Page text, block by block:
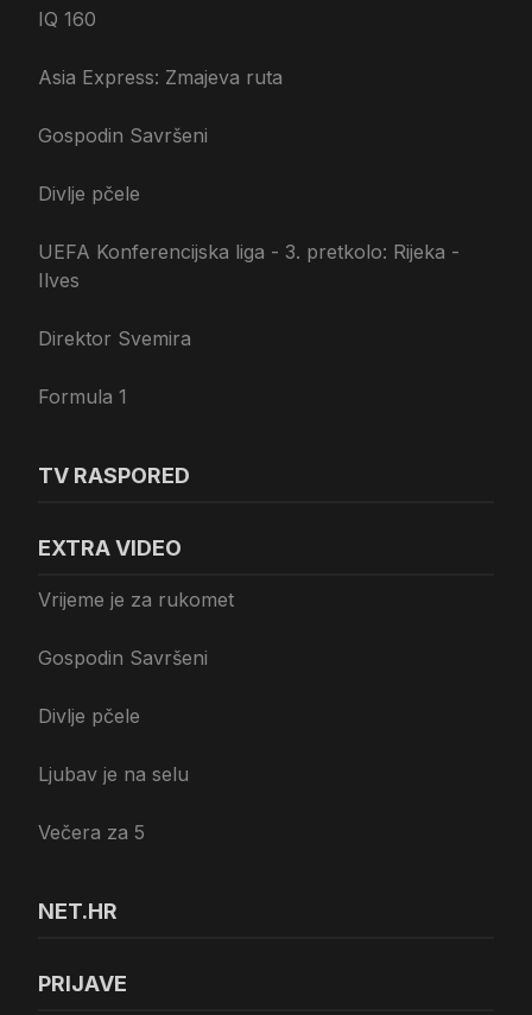
IQ 160
Asia Express: Zmajeva ruta
Gospodin Savršeni
Divlje pčele
UEFA Konferencijska liga - 3. pretkolo: Rijeka -
Ilves
Direktor Svemira
Formula 1
TV RASPORED
EXTRA VIDEO
Vrijeme je za rukomet
Gospodin Savršeni
Divlje pčele
Ljubav je na selu
Večera za 5
NET.HR
PRIJAVE